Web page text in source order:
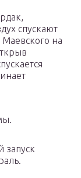
спускают
на
запуск